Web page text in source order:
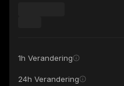
1h Verandering
24h Verandering